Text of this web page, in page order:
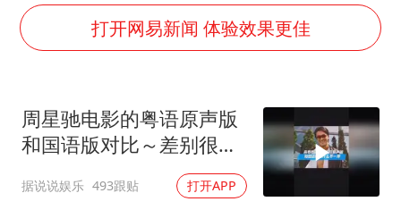
浙江台州《告全体市民书》
浙江一9岁男孩被海浪卷走仍在搜救中
人民的健康、体质、幸福一脉相承
打开网易新闻 体验效果更佳
周星驰电影的粤语原声版
和国语版对比～差别很
大！讲粤语的星爷才是他
自己！
据说说娱乐 493跟贴 打开APP